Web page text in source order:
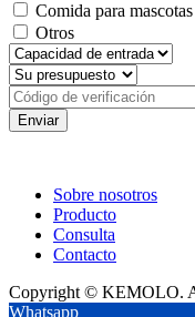
Comida para mascotas
Otros
Enviar
Sobre nosotros
Producto
Consulta
Contacto
Copyright © KEMOLO.
Whatsapp